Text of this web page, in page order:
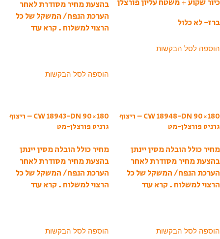
ברז- לא כלול
הוספה לסל הבקשות
בהצעת מחיר מסודרת לאחר
הערכת הנפח/ המשקל של כל
הרצוי למשלוח . קרא עוד
הוספה לסל הבקשות
CW 18948-DN 90×180 – ריצוף
גרניט פורצלן-מט
מחיר כולל הובלה מסין יינתן
בהצעת מחיר מסודרת לאחר
הערכת הנפח/ המשקל של כל
הרצוי למשלוח . קרא עוד
הוספה לסל הבקשות
CW 18943-DN 90×180 – ריצוף
גרניט פורצלן-מט
מחיר כולל הובלה מסין יינתן
בהצעת מחיר מסודרת לאחר
הערכת הנפח/ המשקל של כל
הרצוי למשלוח . קרא עוד
הוספה לסל הבקשות